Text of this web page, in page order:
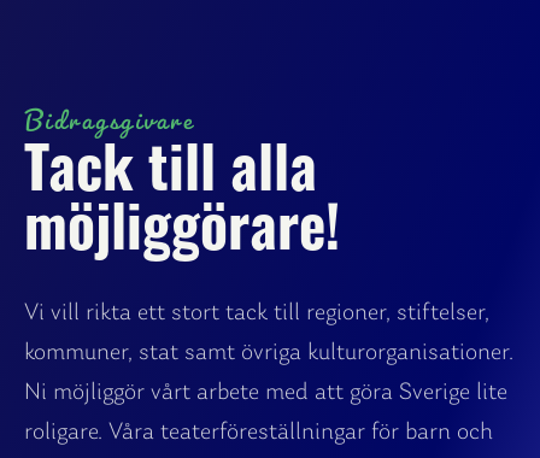
Bidragsgivare
Tack till alla
möjliggörare!
Vi vill rikta ett stort tack till regioner, stiftelser,
kommuner, stat samt övriga kulturorganisationer.
Ni möjliggör vårt arbete med att göra Sverige lite
roligare. Våra teaterföreställningar för barn och